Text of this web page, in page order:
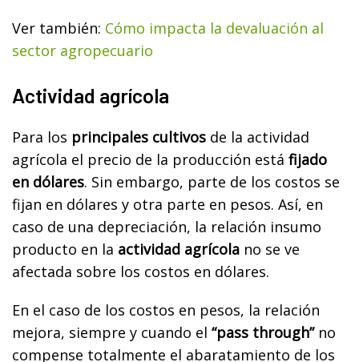
Ver también: Cómo impacta la devaluación al
sector agropecuario
Actividad agrícola
Para los principales cultivos de la actividad
agrícola el precio de la producción está fijado
en dólares. Sin embargo, parte de los costos se
fijan en dólares y otra parte en pesos. Así, en
caso de una depreciación, la relación insumo
producto en la actividad agrícola no se ve
afectada sobre los costos en dólares.
En el caso de los costos en pesos, la relación
mejora, siempre y cuando el “pass through”no
compense totalmente el abaratamiento de los